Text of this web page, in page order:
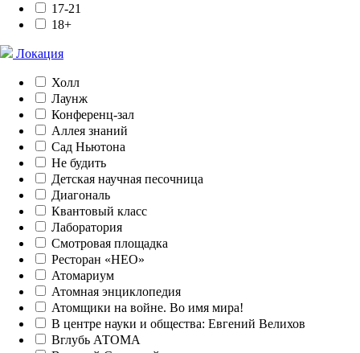
17-21
18+
Локация
Холл
Лаунж
Конференц-зал
Аллея знаний
Сад Ньютона
Не будить
Детская научная песочница
Диагональ
Квантовый класс
Лаборатория
Смотровая площадка
Ресторан «НЕО»
Атомариум
Атомная энциклопедия
Атомщики на войне. Во имя мира!
В центре науки и общества: Евгений Велихов
Вглубь АТОМА